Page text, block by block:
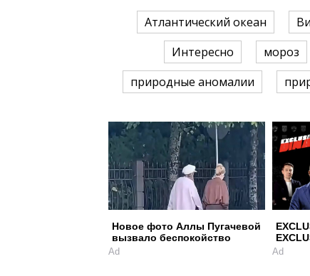
Атлантический океан
Интересно
мороз
природные аномалии
Новое фото Аллы Пугачевой
вызвало беспокойство
Ad Ad